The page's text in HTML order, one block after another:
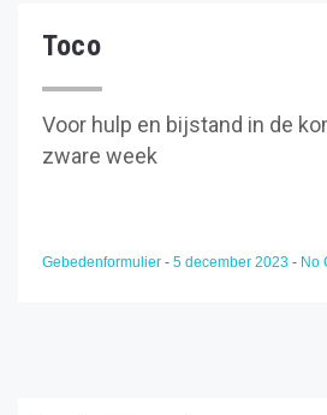
Toco
Voor hulp en bijstand in de
zware week
Gebedenformulier - 5 december 2023 - No